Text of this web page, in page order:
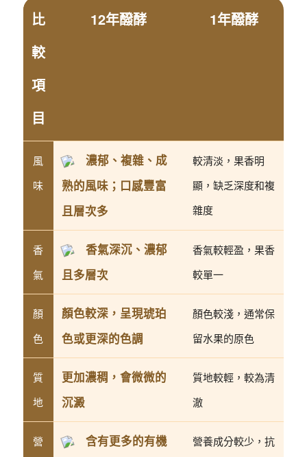
比
較
項
目
12年醱酵 1年醱酵
風
味
濃郁、複雜、成
熟的風味；口感豐富
且層次多
較清淡，果香明
顯，缺乏深度和複
雜度
香
氣
香氣深沉、濃郁
且多層次
香氣較輕盈，果香
較單一
顏
色
顏色較深，呈現琥珀
色或更深的色調
顏色較淺，通常保
留水果的原色
質
地
更加濃稠，會微微的
沉澱
質地較輕，較為清
澈
營
含有更多的有機
營養成分較少，抗